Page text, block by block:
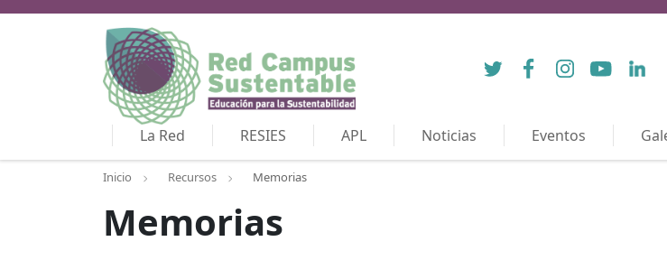
Twitter FacebookInstagramYouTubeLinkedIn
La Red RESIES APL Noticias Eventos
Inicio Recursos Memorias
Memorias